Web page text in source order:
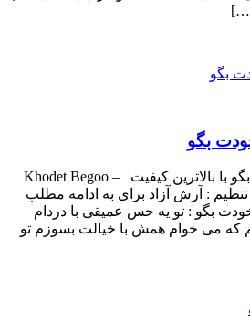
[…]
بگو
میثم ابراهیمی بنام خودت بگو با بالاترین کیفیت – Khodet Begoo
تنظیم : آرش آزاد برای به ادامه مطلب
بگو : تو یه حس عمیقی با دردام
که می خوام همش با خیالت بسوزم تو